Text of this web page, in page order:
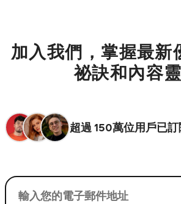
加入我們，掌握最新
祕訣和內容
超過 150萬位用戶已
您的電子郵件